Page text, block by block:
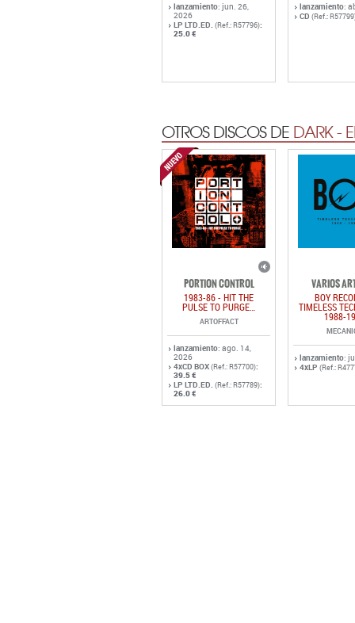
lanzamiento: jun. 26,
2026
LP LTD.ED. (Ref.: R57796):
25.0 €
lanzamiento:
CD (Ref.:
OTROS DISCOS DE DARK -
PORTION CONTROL
1983-86 - HIT THE
PULSE TO PURGE…
ARTOFFACT
lanzamiento: ago. 14,
2026
4xCD BOX(Ref.: R57700):
39.5 €
LP LTD.ED. (Ref.: R57789):
26.0 €
VARIOS
BOY
TIMELESS
1988-
lanzamiento:
4xLP (Ref.: